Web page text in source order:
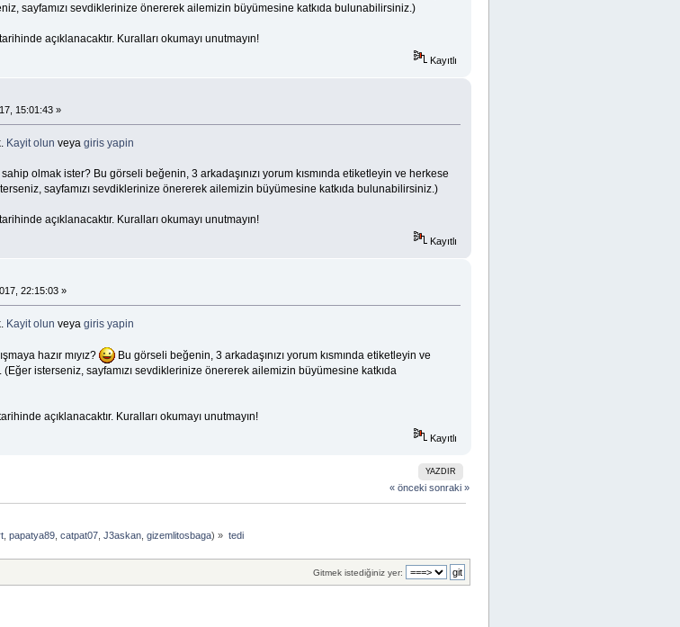
sayfamızı sevdiklerinize önererek ailemizin büyümesine katkıda bulunabilirsiniz.)
açıklanacaktır. Kuralları okumayı unutmayın!
Kayıtlı
15:01:43 »
Kayit olun veya giris yapin
sahip olmak ister? Bu görseli beğenin, 3 arkadaşınızı yorum kısmında etiketleyin ve herkese
sayfamızı sevdiklerinize önererek ailemizin büyümesine katkıda bulunabilirsiniz.)
açıklanacaktır. Kuralları okumayı unutmayın!
Kayıtlı
22:15:03 »
Kayit olun veya giris yapin
hazır mıyız?
Bu görseli beğenin, 3 arkadaşınızı yorum kısmında etiketleyin ve
(Eğer isterseniz, sayfamızı sevdiklerinize önererek ailemizin büyümesine katkıda
açıklanacaktır. Kuralları okumayı unutmayın!
Kayıtlı
YAZDIR
« önceki sonraki »
,papatya89 ,catpat07 ,J3askan ,gizemlitosbaga) » tedi
Gitmek istediğiniz yer: